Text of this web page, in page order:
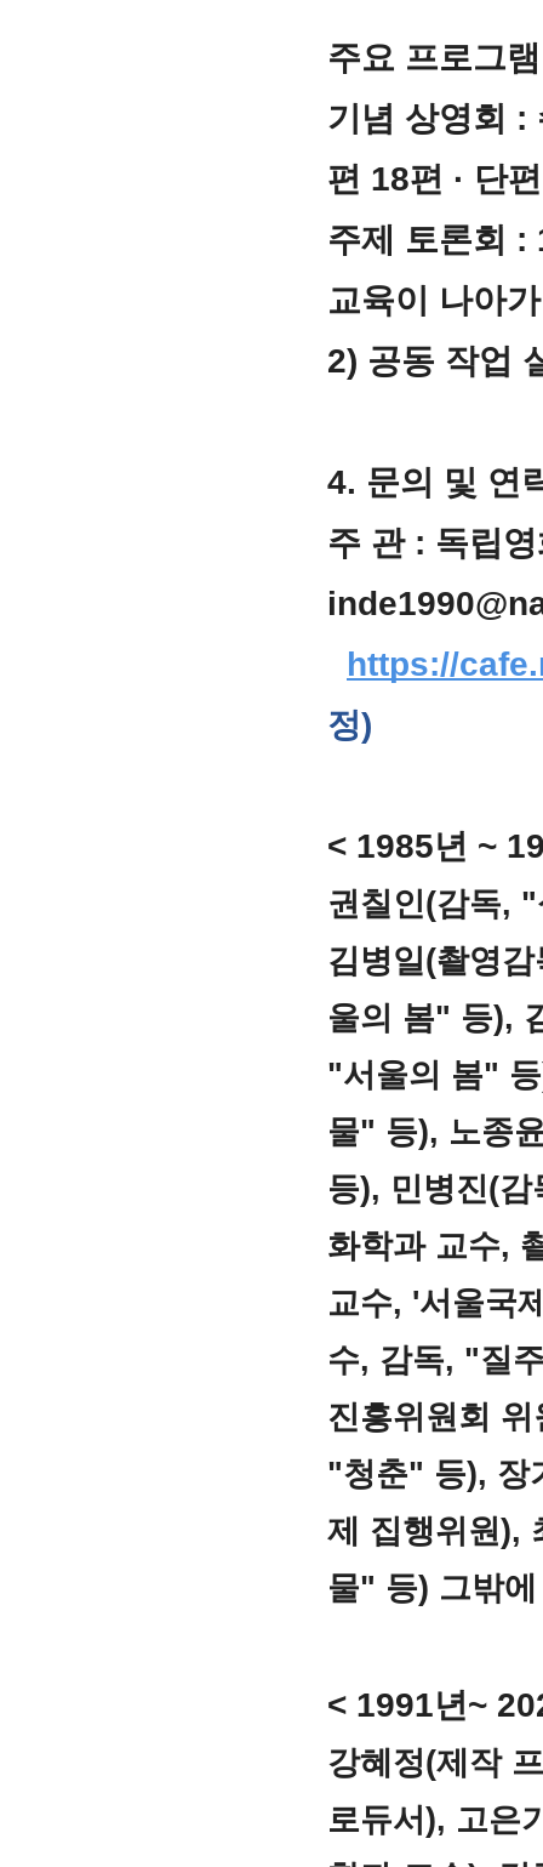
주요 프로그
기념 상영회 :
편 18편 · 단
주제 토론회 :
교육이 나아
2) 공동 작업
4. 문의 및 연
주 관 : 독립
https://
정)
< 1985년 ~
권칠인(감독,
김병일(촬영
울의 봄" 등),
"서울의 봄"
물" 등), 노종
등), 민병진(
화학과 교수,
교수, '서울국
수, 감독, "질
진흥위원회
"청춘" 등), 장
제 집행위원),
물" 등) 그밖에
< 1991년~
강혜정(제작
로듀서), 고은